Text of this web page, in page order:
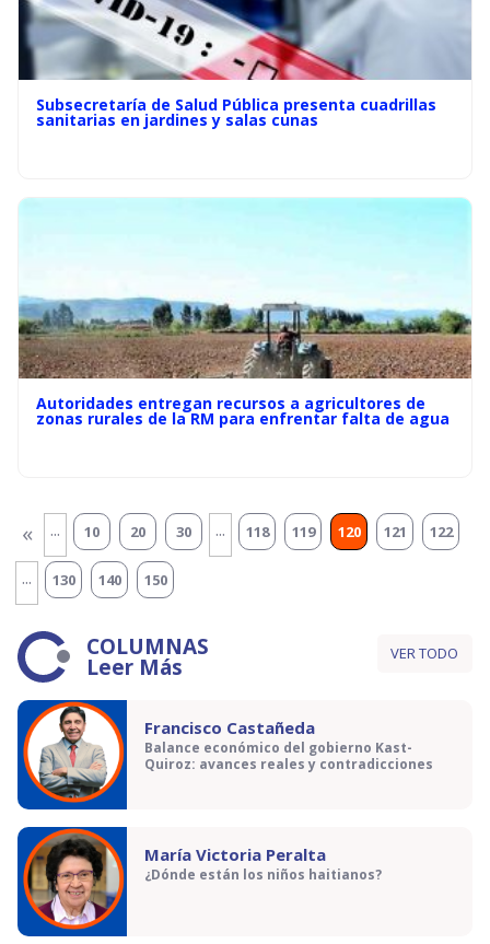
Subsecretaría de Salud Pública presenta cuadrillas
sanitarias en jardines y salas cunas
Autoridades entregan recursos a agricultores de
zonas rurales de la RM para enfrentar falta de agua
« ... 10 20 30 ... 118 119 120 121 122
... 130 140 150
COLUMNAS
Leer Más VER TODO
Francisco Castañeda
Balance económico del gobierno Kast-
Quiroz: avances reales y contradicciones
María Victoria Peralta
¿Dónde están los niños haitianos?